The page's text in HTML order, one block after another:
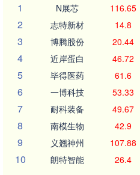
1
N展芯 116.65
2 志特新材 14.8
3 博腾股份 20.44
4 近岸蛋白 46.72
5 毕得医药 61.6
6 一博科技 53.33
7 耐科装备 49.67
8 南模生物 42.9
9 义翘神州 107.88
10 朗特智能 26.4